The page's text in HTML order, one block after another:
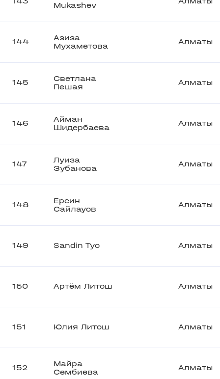
Mukashev
144
Азиза
Мухаметова
Алматы
145
Светлана
Пешая
Алматы
146
Айман
Шидербаева
Алматы
147
Луиза
Зубанова
Алматы
148
Ерсин
Сайлауов
Алматы
149 Sandin Tyo Алматы
150 Артём Литош Алматы
151 Юлия Литош Алматы
152
Майра
Сембиева
Алматы